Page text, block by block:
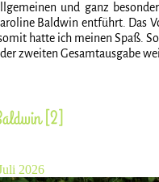
und ganz
Baldwin entführt. Das
hatte ich meinen Spaß.
zweiten Gesamtausgabe
[2]
2026